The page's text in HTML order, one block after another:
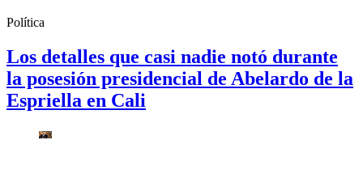
Política
Los detalles que casi nadie notó durante
la posesión presidencial de Abelardo de la
Espriella en Cali